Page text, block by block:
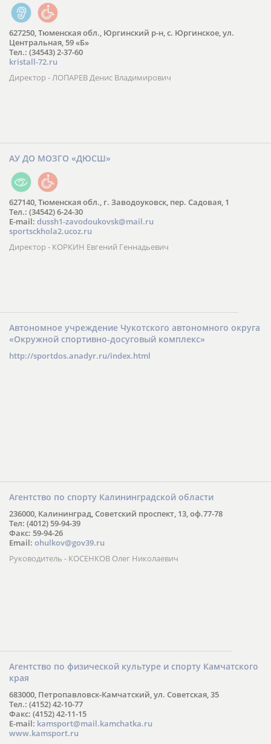
627250, Тюменская обл., Юргинский р-н, с. Юргинское, ул.
Центральная, 59 «Б»
Тел.: (34543) 2-37-60
kristall-72.ru
Директор - ЛОПАРЕВ Денис Владимирович
АУ ДО МОЗГО «ДЮСШ»
627140, Тюменская обл., г. Заводоуковск, пер. Садовая, 1
Тел.: (34542) 6-24-30
​E-mail: dussh1-zavodoukovsk@mail.ru
sportsckhola2.ucoz.ru
Директор - КОРКИН Евгений Геннадьевич
Автономное учреждение Чукотского автономного округа
«Окружной спортивно-досуговый комплекс»
http://sportdos.anadyr.ru/index.html
Агентство по спорту Калининградской области
236000, Калининград, Советский проспект, 13, оф.77-78
Тел: (4012) 59-94-39
Факс: 59-94-26
Email: ohulkov@gov39.ru
Руководитель - КОСЕНКОВ Олег Николаевич
Агентство по физической культуре и спорту Камчатского
края
683000, Петропавловск-Камчатский, ул. Советская, 35
Тел.: (4152) 42-10-77
Факс: (4152) 42-11-15
E-mail: kamsport@mail.kamchatka.ru
www.kamsport.ru